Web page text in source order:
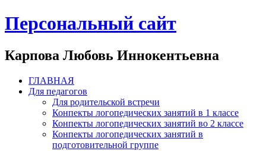
Персональный сайт
Карпова Любовь Иннокентьевна
ГЛАВНАЯ
Для педагогов
Для родительской встречи
Конпекты логопедических занятий в 1 классе
Конпекты логопедических занятий во 2 классе
Конпекты логопедических занятий в
подготовительной группе